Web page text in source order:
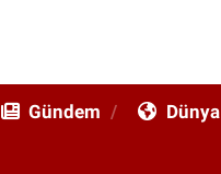
Gündem Dünya